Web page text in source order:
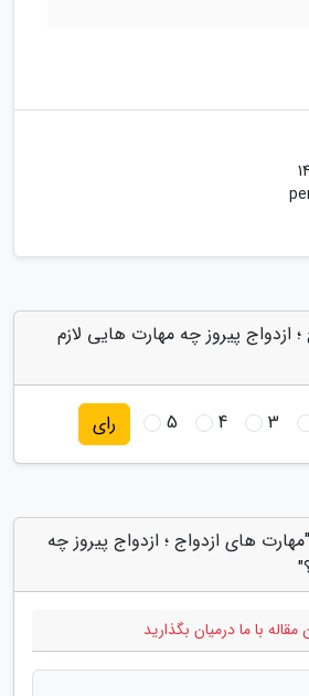
ازدواج پیروز چه مهارت هایی لازم
3
4
5 رای
های ازدواج ؛ ازدواج پیروز چه
با ما درمیان بگذارید